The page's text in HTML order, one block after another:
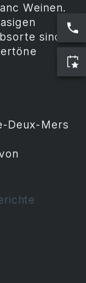
Weinen.
sind,
Deux-Mers